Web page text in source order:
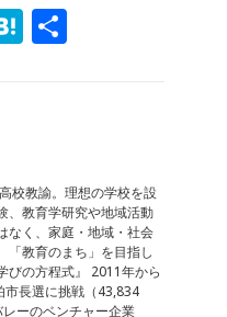
H
校教諭。理想の学校を設
、教育学研究や地域活動
なく、家庭・地域・社会
「教育のまち」を目指し
びの方程式』 2011年から
長選に挑戦（43,834
ーのベンチャー企業